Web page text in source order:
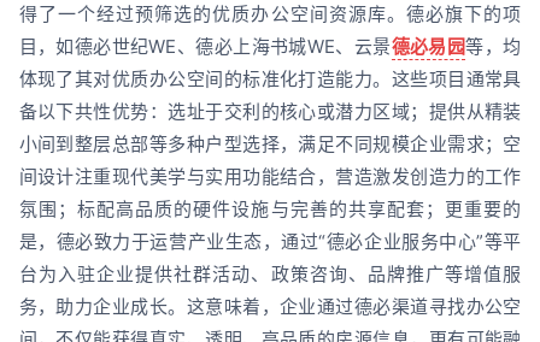
得了一个经过预筛选的优质办公空间资源库。德必旗下的项
目，如德必世纪WE、德必上海书城WE、云景德必易园等，均
体现了其对优质办公空间的标准化打造能力。这些项目通常具
备以下共性优势：选址于交利的核心或潜力区域；提供从精装
小间到整层总部等多种户型选择，满足不同规模企业需求；空
间设计注重现代美学与实用功能结合，营造激发创造力的工作
氛围；标配高品质的硬件设施与完善的共享配套；更重要的
是，德必致力于运营产业生态，通过“德必企业服务中心”等平
台为入驻企业提供社群活动、政策咨询、品牌推广等增值服
务，助力企业成长。这意味着，企业通过德必渠道寻找办公空